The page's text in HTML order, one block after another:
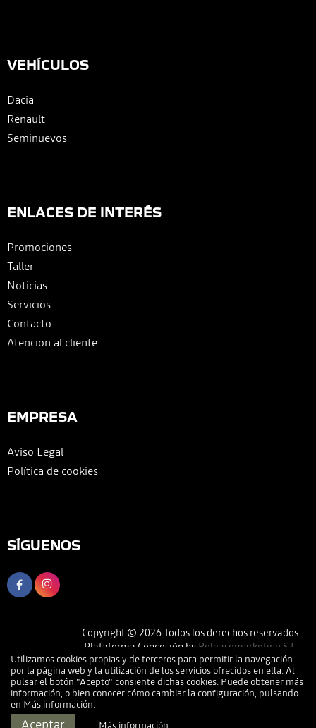
Utilizamos cookies propias y de terceros para permitir la navegación
por la página web y la utilización de los servicios ofrecidos en ella. Al
pulsar el botón "Acepto" consiente dichas cookies. Puede obtener más
información, o bien conocer cómo cambiar la configuración, pulsando
en Más información.
Aceptar
Llamar Pedir Cita
VEHÍCULOS
Dacia
Renault
Seminuevos
ENLACES DE INTERÉS
Promociones
Taller
Noticias
Servicios
Contacto
Atencion al cliente
EMPRESA
Aviso Legal
Política de cookies
SÍGUENOS
Copyright © 2026 Todos los derechos reservados
Plataforma Concesión by Releasemarketing S.L.